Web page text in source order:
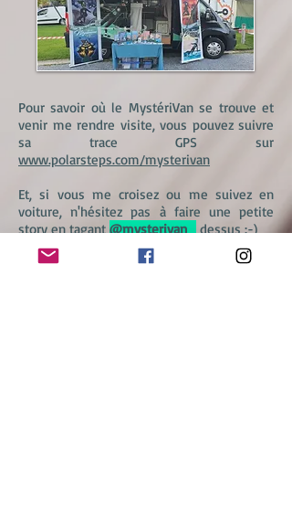
Pour savoir où le MystériVan se trouve et
venir me rendre visite, vous pouvez suivre
sa trace GPS sur
www.polarsteps.com/mysterivan
Et, si vous me croisez ou me suivez en
voiture, n'hésitez pas à faire une petite
story en tagant @mysterivan_
dessus :-)
A bientôt, sur les routes du Monde.